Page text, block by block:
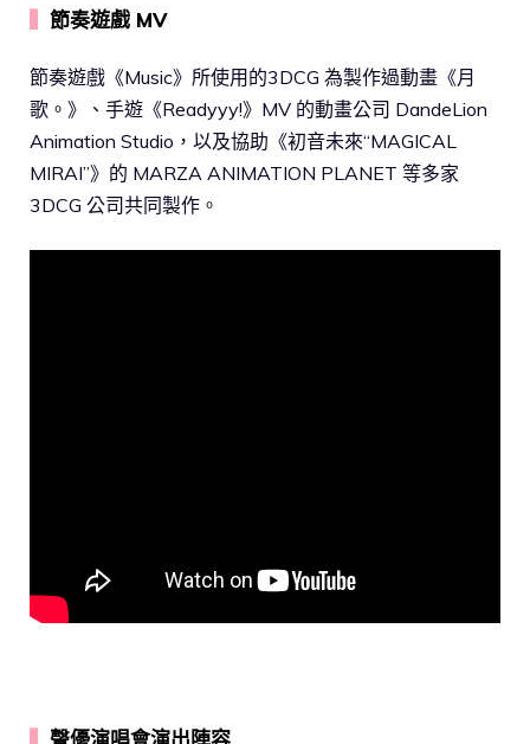
節奏遊戲 MV
節奏遊戲《Music》所使用的3DCG 為製作過動畫《月
歌。》、手遊《Readyyy!》MV 的動畫公司 DandeLion
Animation Studio，以及協助《初音未來“MAGICAL
MIRAI”》的 MARZA ANIMATION PLANET 等多家
3DCG 公司共同製作。
聲優演唱會演出陣容